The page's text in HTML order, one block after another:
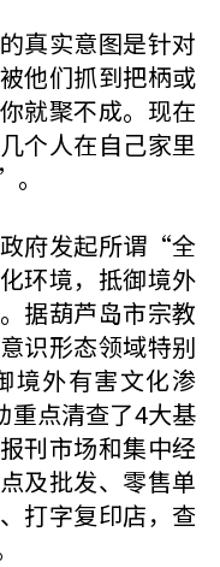
真实意图是针对
他们抓到把柄或
就聚不成。现在
个人在自己家里
府发起所谓“全
环境，抵御境外
据葫芦岛市宗教
识形态领域特别
境外有害文化渗
重点清查了4大基
刊市场和集中经
及批发、零售单
打字复印店，查